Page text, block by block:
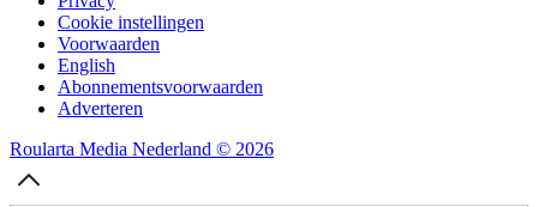
Cookie instellingen
Voorwaarden
English
Abonnementsvoorwaarden
Adverteren
Roularta Media Nederland © 2026